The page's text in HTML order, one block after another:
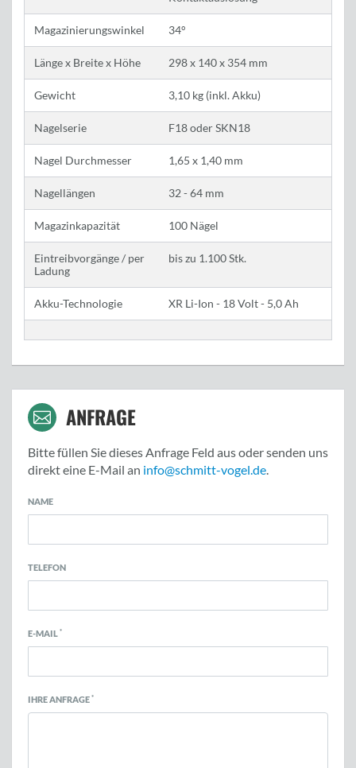
Magazinierungswinkel 34°
Länge x Breite x Höhe 298 x 140 x 354 mm
Gewicht 3,10 kg (inkl. Akku)
Nagelserie F18 oder SKN18
Nagel Durchmesser 1,65 x 1,40 mm
Nagellängen 32 - 64 mm
Magazinkapazität 100 Nägel
Eintreibvorgänge / per
Ladung
bis zu 1.100 Stk.
Akku-Technologie XR Li-Ion - 18 Volt - 5,0 Ah
ANFRAGE
Bitte füllen Sie dieses Anfrage Feld aus oder senden uns
direkt eine E-Mail an info@schmitt-vogel.de.
NAME
TELEFON
E-MAIL *
IHRE ANFRAGE *